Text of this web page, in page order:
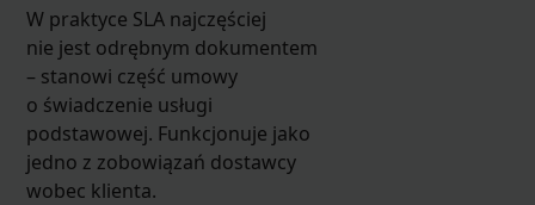
W praktyce SLA najczęściej
nie jest odrębnym dokumentem
– stanowi część umowy
o świadczenie usługi
podstawowej. Funkcjonuje jako
jedno z zobowiązań dostawcy
wobec klienta.